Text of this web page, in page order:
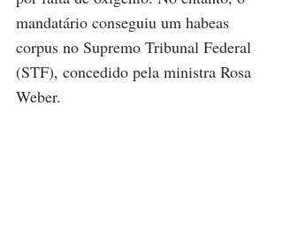
mandatário conseguiu um habeas
corpus no Supremo Tribunal Federal
(STF), concedido pela ministra Rosa
Weber.